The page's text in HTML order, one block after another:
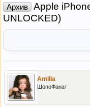
Архив
Apple
UNLOCKED)
Amilia
ШопоФанат